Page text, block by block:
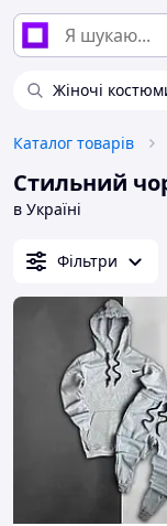
Жіночі
Каталог товарів
Стильний
в Україні
Фільтри